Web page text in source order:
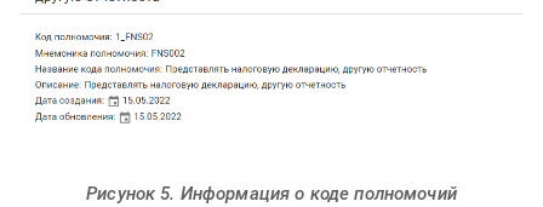
Рисунок 5. Информация о коде полномочий